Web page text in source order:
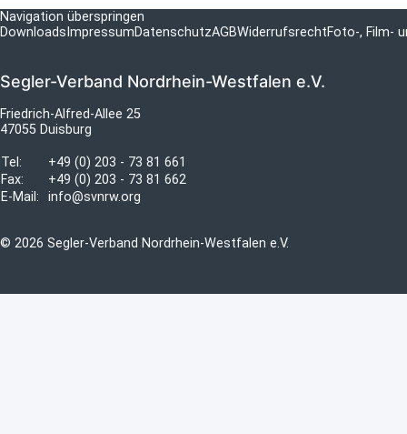
Navigation überspringen
DownloadsImpressumDatenschutzAGBWiderrufsrechtFoto-, Film-
Segler-Verband Nordrhein-Westfalen e.V.
Friedrich-Alfred-Allee 25
47055 Duisburg
Tel:
+49 (0) 203 - 73 81 661
Fax:
+49 (0) 203 - 73 81 662
E-Mail:
info@svnrw.org
© 2026 Segler-Verband Nordrhein-Westfalen e.V.